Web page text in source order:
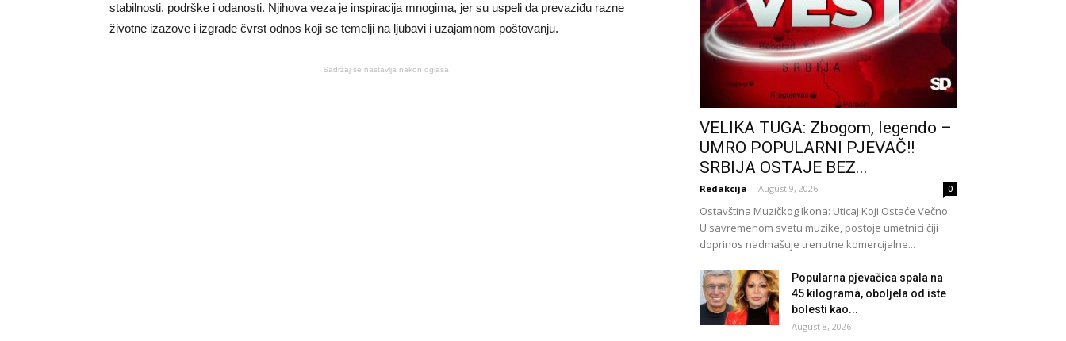
stabilnosti, podrške i odanosti. Njihova veza je inspiracija mnogima, jer su uspeli da prevaziđu razne
životne izazove i izgrade čvrst odnos koji se temelji na ljubavi i uzajamnom poštovanju.
Sadržaj se nastavlja nakon oglasa
VELIKA TUGA: Zbogom, legendo –
UMRO POPULARNl PJEVAČ!!
SRBIJA OSTAJE BEZ...
Redakcija - August 9, 2026 0
Ostavština Muzičkog Ikona: Uticaj Koji Ostaće Večno
U savremenom svetu muzike, postoje umetnici čiji
doprinos nadmašuje trenutne komercijalne...
Popularna pjevačica spala na
45 kilograma, oboljela od iste
bolesti kao...
August 8, 2026